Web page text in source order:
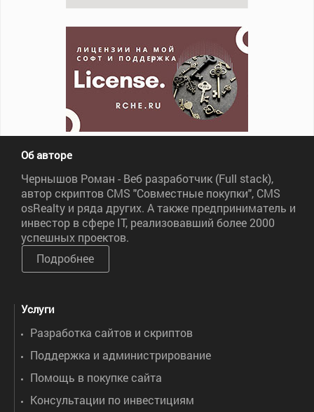
Об авторе
Чернышов Роман - Веб разработчик (Full stack),
автор скриптов CMS "Совместные покупки", CMS
osRealty и ряда других. А также предприниматель и
инвестор в сфере IT, реализовавший более 2000
успешных проектов.
Подробнее
Услуги
Разработка сайтов и скриптов
Поддержка и администрирование
Помощь в покупке сайта
Консультации по инвестициям